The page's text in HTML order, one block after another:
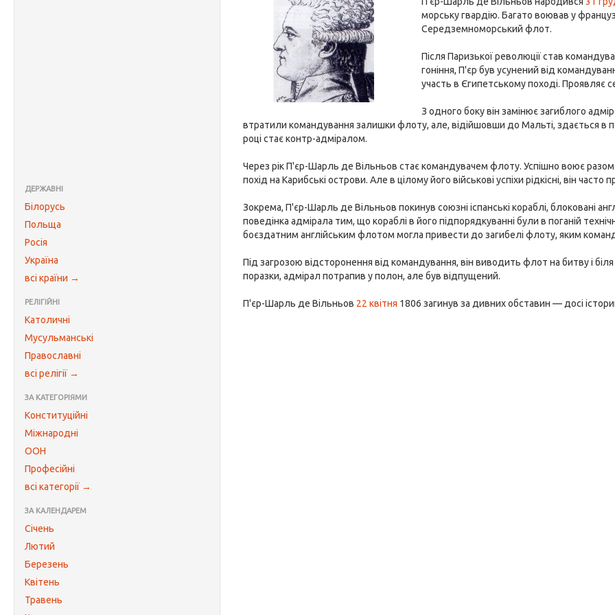
ДЕРЖАВНІ
Білорусь
Польща
Росія
Україна
всі країни →
РЕЛІГІЙНІ
Католичні
Мусульманські
Православні
всі релігії →
ЗА КАТЕГОРІЯМИ
Конституційні
Міжнародні
ООН
Професійні
всі категорії →
ЗА КАЛЕНДАРЕМ
Січень
Лютий
Березень
Квітень
Травень
морську гвардію. Багато воював у
Середземноморський флот.
Після Паризької революції став
гоніння, П'єр був усунений від
участь в Єгипетському поході. Проявляє
З одного боку він замінює загиблого
втратили командування залишки флоту, але, відійшовши до Мальті, здається в
році стає контр-адміралом.
Через рік П'єр-Шарль де Вільньов стає командувачем флоту. Успішно воює разом
похід на Карибські острови. Але в цілому його військові успіхи рідкісні, він
Зокрема, П'єр-Шарль де Вільньов покинув союзні іспанські кораблі, блоковані
поведінка адмірала тим, що кораблі в його підпорядкуванні були в поганій
боєздатним англійським флотом могла привести до загибелі флоту, яким
Під загрозою відсторонення від командування, він виводить флот на битву і
поразки, адмірал потрапив у полон, але був відпущений.
П'єр-Шарль де Вільньов 22 квітня 1806 загинув за дивних обставин — досі